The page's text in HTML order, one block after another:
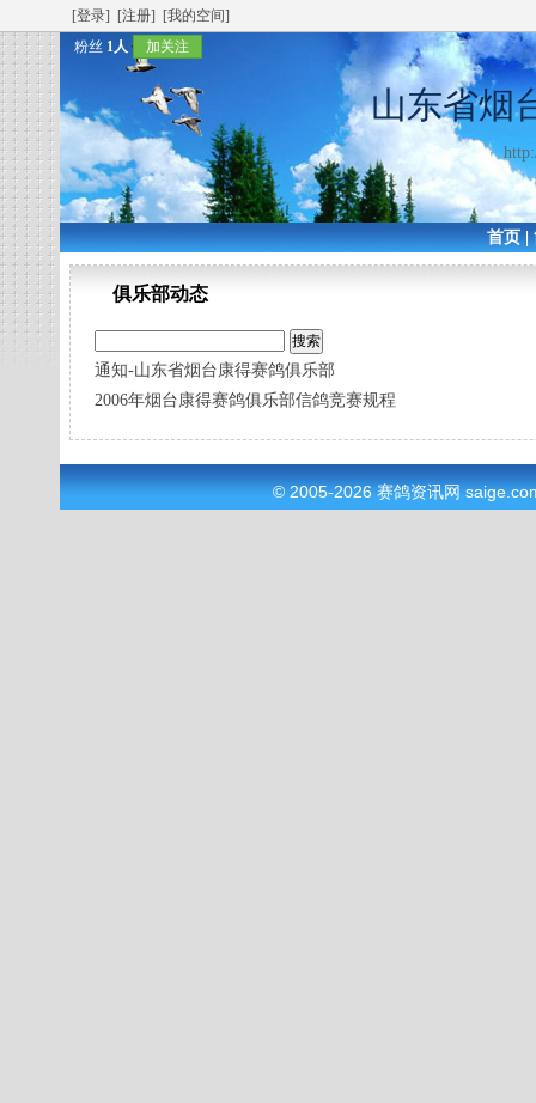
[登录] [注册]
[我的空间]
粉丝 1人 加关注
山东省烟
首页|
俱乐部动态
通知-山东省烟台康得赛鸽俱乐部
2006年烟台康得赛鸽俱乐部信鸽竞赛规程
© 2005-2026 赛鸽资讯网